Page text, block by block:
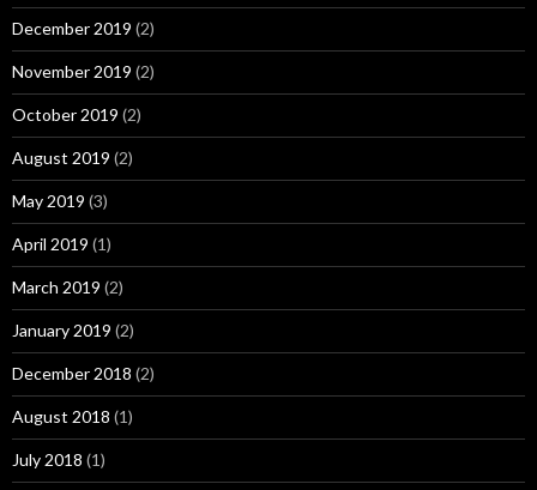
December 2019 (2)
November 2019 (2)
October 2019 (2)
August 2019 (2)
May 2019 (3)
April 2019 (1)
March 2019 (2)
January 2019 (2)
December 2018 (2)
August 2018 (1)
July 2018 (1)